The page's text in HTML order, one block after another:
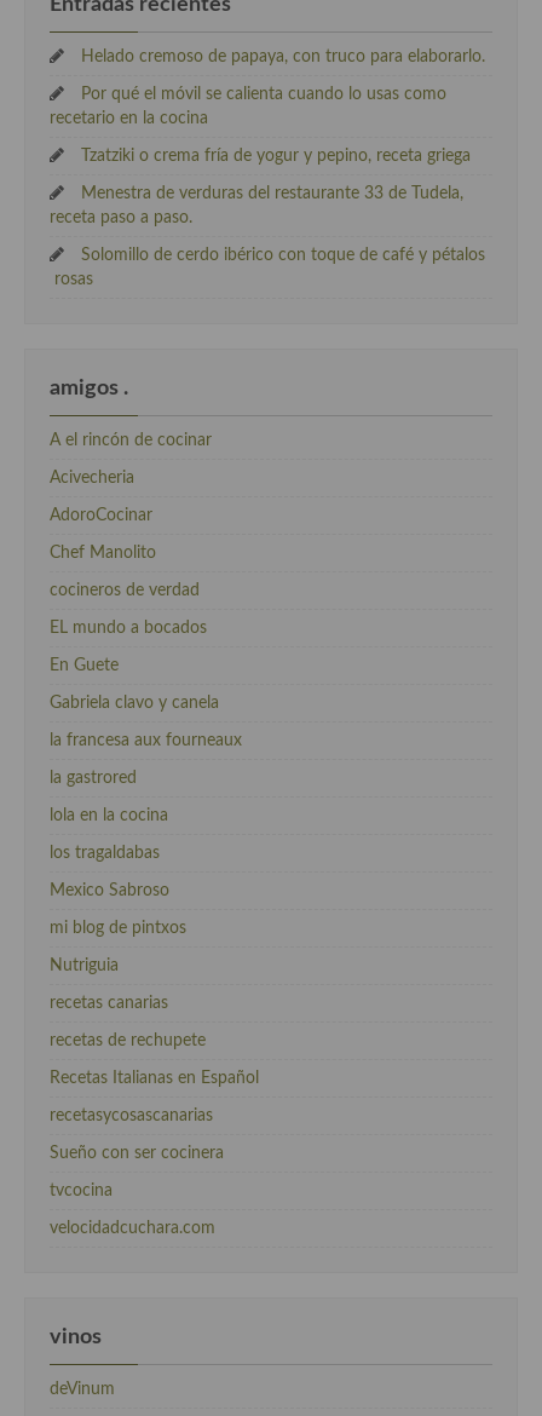
Entradas recientes
Helado cremoso de papaya, con truco para elaborarlo.
Por qué el móvil se calienta cuando lo usas como
recetario en la cocina
Tzatziki o crema fría de yogur y pepino, receta griega
Menestra de verduras del restaurante 33 de Tudela,
receta paso a paso.
Solomillo de cerdo ibérico con toque de café y pétalos
rosas
amigos .
A el rincón de cocinar
Acivecheria
AdoroCocinar
Chef Manolito
cocineros de verdad
EL mundo a bocados
En Guete
Gabriela clavo y canela
la francesa aux fourneaux
la gastrored
lola en la cocina
los tragaldabas
Mexico Sabroso
mi blog de pintxos
Nutriguia
recetas canarias
recetas de rechupete
Recetas Italianas en Español
recetasycosascanarias
Sueño con ser cocinera
tvcocina
velocidadcuchara.com
vinos
deVinum